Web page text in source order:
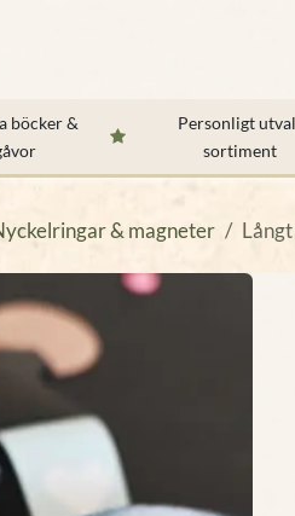
böcker &
Personligt
sortiment
& magneter